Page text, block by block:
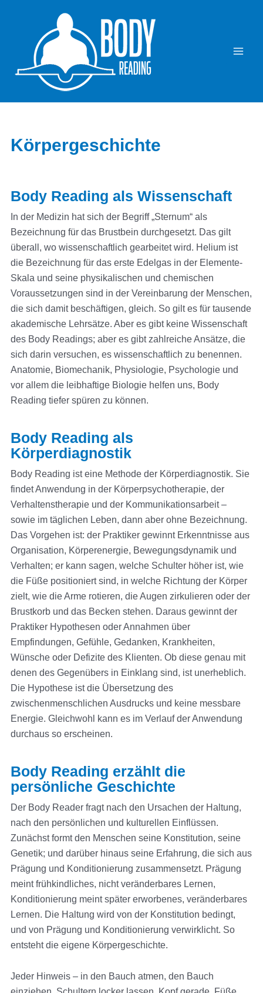
Körpergeschichte
Body Reading als Wissenschaft
In der Medizin hat sich der Begriff „Sternum“ als
Bezeichnung für das Brustbein durchgesetzt. Das gilt
überall, wo wissenschaftlich gearbeitet wird. Helium ist
die Bezeichnung für das erste Edelgas in der Elemente-
Skala und seine physikalischen und chemischen
Voraussetzungen sind in der Vereinbarung der Menschen,
die sich damit beschäftigen, gleich. So gilt es für tausende
akademische Lehrsätze. Aber es gibt keine Wissenschaft
des Body Readings; aber es gibt zahlreiche Ansätze, die
sich darin versuchen, es wissenschaftlich zu benennen.
Anatomie, Biomechanik, Physiologie, Psychologie und
vor allem die leibhaftige Biologie helfen uns, Body
Reading tiefer spüren zu können.
Body Reading als
Körperdiagnostik
Body Reading ist eine Methode der Körperdiagnostik. Sie
findet Anwendung in der Körperpsychotherapie, der
Verhaltenstherapie und der Kommunikationsarbeit –
sowie im täglichen Leben, dann aber ohne Bezeichnung.
Das Vorgehen ist: der Praktiker gewinnt Erkenntnisse aus
Organisation, Körperenergie, Bewegungsdynamik und
Verhalten; er kann sagen, welche Schulter höher ist, wie
die Füße positioniert sind, in welche Richtung der Körper
zielt, wie die Arme rotieren, die Augen zirkulieren oder der
Brustkorb und das Becken stehen. Daraus gewinnt der
Praktiker Hypothesen oder Annahmen über
Empfindungen, Gefühle, Gedanken, Krankheiten,
Wünsche oder Defizite des Klienten. Ob diese genau mit
denen des Gegenübers in Einklang sind, ist unerheblich.
Die Hypothese ist die Übersetzung des
zwischenmenschlichen Ausdrucks und keine messbare
Energie. Gleichwohl kann es im Verlauf der Anwendung
durchaus so erscheinen.
Body Reading erzählt die
persönliche Geschichte
Der Body Reader fragt nach den Ursachen der Haltung,
nach den persönlichen und kulturellen Einflüssen.
Zunächst formt den Menschen seine Konstitution, seine
Genetik; und darüber hinaus seine Erfahrung, die sich aus
Prägung und Konditionierung zusammensetzt. Prägung
meint frühkindliches, nicht veränderbares Lernen,
Konditionierung meint später erworbenes, veränderbares
Lernen. Die Haltung wird von der Konstitution bedingt,
und von Prägung und Konditionierung verwirklicht. So
entsteht die eigene Körpergeschichte.
Jeder Hinweis – in den Bauch atmen, den Bauch